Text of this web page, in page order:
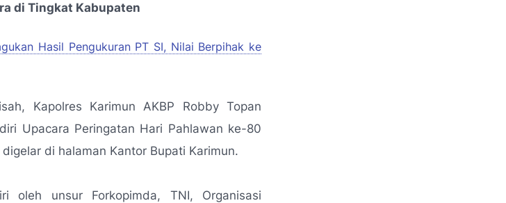
di Tingkat Kabupaten
Hasil Pengukuran PT SI, Nilai Berpihak ke
Kapolres Karimun AKBP Robby Topan
Upacara Peringatan Hari Pahlawan ke-80
di halaman Kantor Bupati Karimun.
oleh unsur Forkopimda, TNI, Organisasi